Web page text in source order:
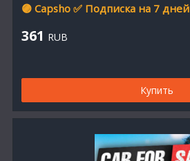
🟣 Capsho ✅ Подписка на 7 дней
361 RUB
Купить